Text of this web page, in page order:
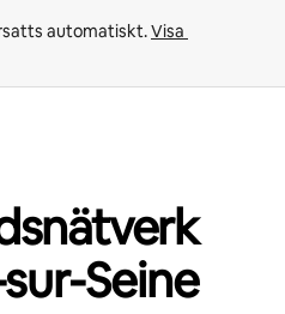
automatiskt. Visa
Seine